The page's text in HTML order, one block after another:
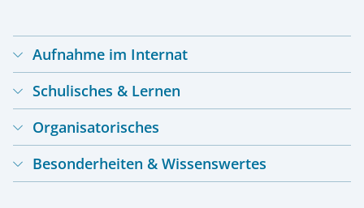
Aufnahme im Internat
Kann man auch mitten im Schuljahr
aufgenommen werden?
Schulisches & Lernen
Wie erfolgreich sind die
Schüler*innen im Abitur?
Organisatorisches
Wer ist mein Ansprechpartner im
Besonderheiten & Wissenswertes